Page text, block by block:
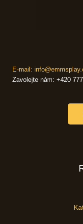
E-mail:
Zavolejte nám: +420